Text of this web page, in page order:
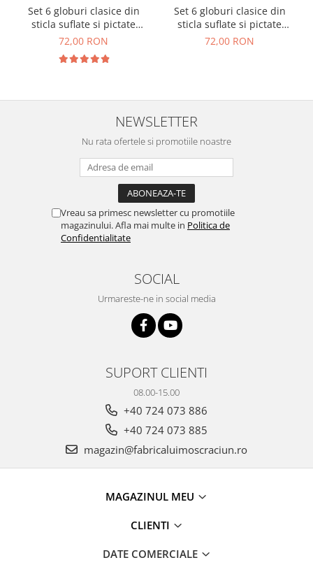
Set 6 globuri clasice din
sticla suflate si pictate
manual, Argcoms, Fabrica
Stewart, Model 1,
72,00 RON
Set 6 globuri clasice din
sticla suflate si pictate
manual, Argcoms, Fabrica
72,00 RON
NEWSLETTER
Nu rata ofertele si promotiile noastre
Vreau sa primesc newsletter cu promotiile
magazinului. Afla mai multe in Politica de
Confidentialitate
SOCIAL
Urmareste-ne in social media
SUPORT CLIENTI
08.00-15.00
+40 724 073 886
+40 724 073 885
magazin@fabricaluimoscraciun.ro
MAGAZINUL MEU
CLIENTI
DATE COMERCIALE